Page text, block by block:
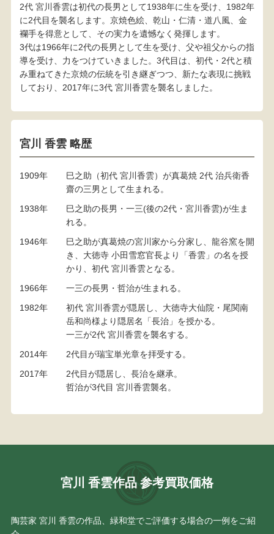
2代 宮川香雲は初代の長男として1938年に生を受け、1982年
に2代目を襲名します。京焼色絵、乾山・仁清・道八風、金
襴手を得意として、その実力を遺憾なく発揮します。
3代は1966年に2代の長男として生を受け、父や祖父からの指
導を受け、力をつけていきました。3代目は、初代・2代と積
み重ねてきた京焼の伝統を引き継ぎつつ、新たな表現に挑戦
しており、2017年に3代 宮川香雲を襲名しました。
宮川 香雲 略歴
1909年
巳之助（初代 宮川香雲）が真葛焼 2代 治兵衛香
齋の三男として生まれる。
1938年
巳之助の長男・一三(後の2代・宮川香雲)が生ま
れる。
1946年
巳之助が真葛焼の宮川家から分家し、龍谷窯を開
き、大徳寺 小田雪窓官長より「香雲」の名を授
かり、初代 宮川香雲となる。
1966年
一三の長男・哲治が生まれる。
1982年
初代 宮川香雲が隠居し、大徳寺大仙院・尾関南
岳和尚様より隠居名「長治」を授かる。
一三が2代 宮川香雲を襲名する。
2014年
2代目が瑞宝単光章を拝受する。
2017年
2代目が隠居し、長治を継承。
哲治が3代目 宮川香雲襲名。
宮川 香雲作品 参考買取価格
陶芸家 宮川 香雲の作品、緑和堂でご評価する場合の一例をご紹